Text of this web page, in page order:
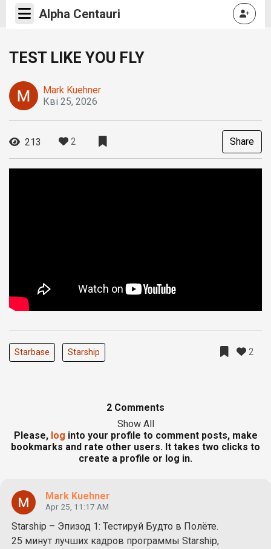
Alpha Centauri
TEST LIKE YOU FLY
Mark Kuehner
Кві 25, 2026
213 2 Share
Starbase Starship 2
2 Comments
Show All
Please, log into your profile to comment posts, make
bookmarks and rate other users. It takes two clicks to
create a profile or log in.
Mark Kuehner
Apr 25, 11:17 AM
Starship – Эпизод 1: Тестируй Будто в Полёте.
25 минут лучших кадров программы Starship,